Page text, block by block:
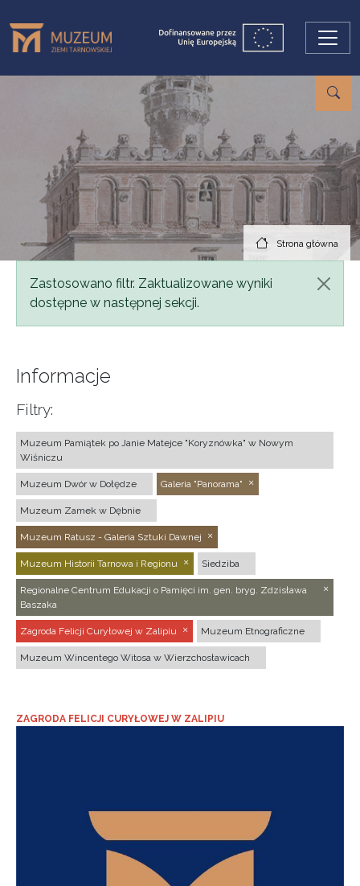
Strona główna
Komunikat
Zastosowano filtr. Zaktualizowane wyniki
dostępne w następnej sekcji.
Informacje
Filtry:
Muzeum Pamiątek po Janie Matejce "Koryznówka" w Nowym
Wiśniczu
Muzeum Dwór w Dołędze Galeria "Panorama"
Muzeum Zamek w Dębnie
Muzeum Ratusz - Galeria Sztuki Dawnej
Muzeum Historii Tarnowa i Regionu Siedziba
Regionalne Centrum Edukacji o Pamięci im. gen. bryg. Zdzisława
Baszaka
Zagroda Felicji Curyłowej w Zalipiu Muzeum Etnograficzne
Muzeum Wincentego Witosa w Wierzchosławicach
ZAGRODA FELICJI CURYŁOWEJ W ZALIPIU